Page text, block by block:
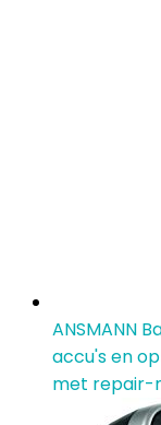
ANSMANN
accu's en
met repair-